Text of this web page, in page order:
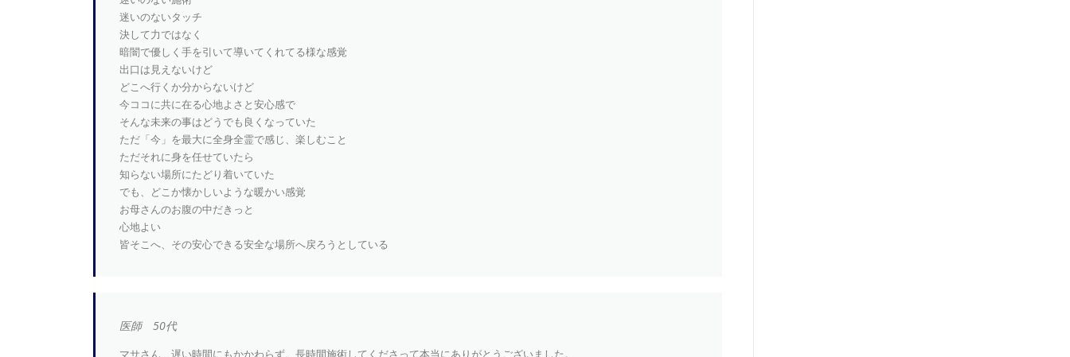
迷いのないタッチ
決して力ではなく
暗闇で優しく手を引いて導いてくれてる様な感覚
出口は見えないけど
どこへ行くか分からないけど
今ココに共に在る心地よさと安心感で
そんな未来の事はどうでも良くなっていた
ただ「今」を最大に全身全霊で感じ、楽しむこと
ただそれに身を任せていたら
知らない場所にたどり着いていた
でも、どこか懐かしいような暖かい感覚
お母さんのお腹の中だきっと
心地よい
皆そこへ、その安心できる安全な場所へ戻ろうとしている
医師 50代
マサさん、遅い時間にもかかわらず、長時間施術してくださって本当にありがとうございました。